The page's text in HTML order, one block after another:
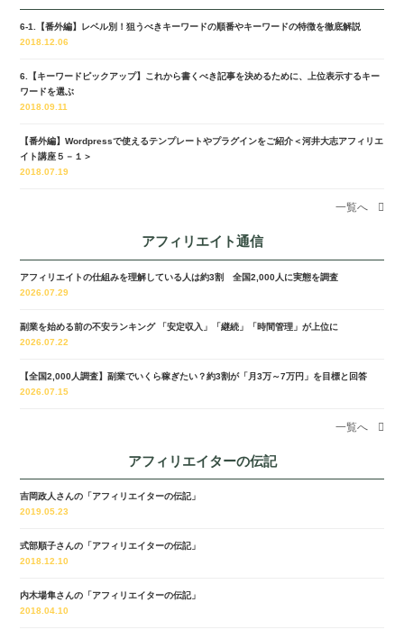
6-1.【番外編】レベル別！狙うべきキーワードの順番やキーワードの特徴を徹底解説
2018.12.06
6.【キーワードピックアップ】これから書くべき記事を決めるために、上位表示するキー
ワードを選ぶ
2018.09.11
【番外編】Wordpressで使えるテンプレートやプラグインをご紹介＜河井大志アフィリエ
イト講座５－１＞
2018.07.19
一覧へ
アフィリエイト通信
アフィリエイトの仕組みを理解している人は約3割 全国2,000人に実態を調査
2026.07.29
副業を始める前の不安ランキング 「安定収入」「継続」「時間管理」が上位に
2026.07.22
【全国2,000人調査】副業でいくら稼ぎたい？約3割が「月3万～7万円」を目標と回答
2026.07.15
一覧へ
アフィリエイターの伝記
吉岡政人さんの「アフィリエイターの伝記」
2019.05.23
式部順子さんの「アフィリエイターの伝記」
2018.12.10
内木場隼さんの「アフィリエイターの伝記」
2018.04.10